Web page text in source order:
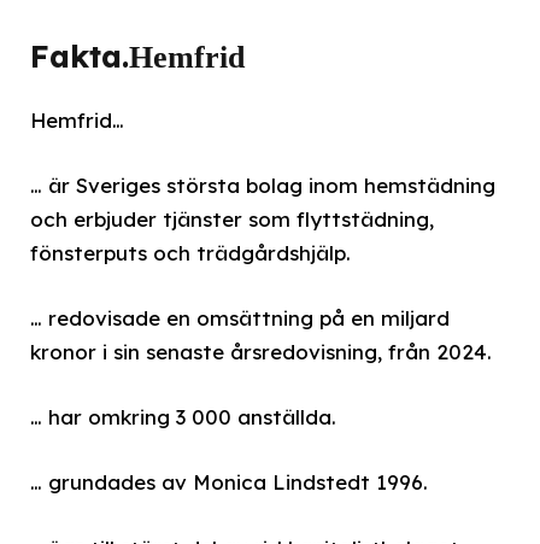
Fakta.Hemfrid
Hemfrid…
… är Sveriges största bolag inom hemstädning
och erbjuder tjänster som flyttstädning,
fönsterputs och trädgårdshjälp.
… redovisade en omsättning på en miljard
kronor i sin senaste årsredovisning, från 2024.
… har omkring 3 000 anställda.
… grundades av Monica Lindstedt 1996.